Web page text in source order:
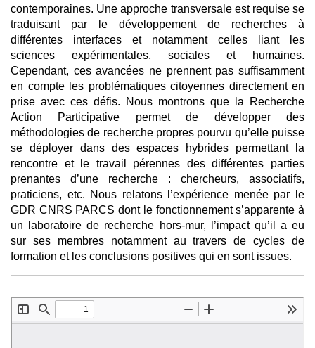
contemporaines. Une approche transversale est requise se
traduisant par le développement de recherches à
différentes interfaces et notamment celles liant les
sciences expérimentales, sociales et humaines.
Cependant, ces avancées ne prennent pas suffisamment
en compte les problématiques citoyennes directement en
prise avec ces défis. Nous montrons que la Recherche
Action Participative permet de développer des
méthodologies de recherche propres pourvu qu’elle puisse
se déployer dans des espaces hybrides permettant la
rencontre et le travail pérennes des différentes parties
prenantes d’une recherche : chercheurs, associatifs,
praticiens, etc. Nous relatons l’expérience menée par le
GDR CNRS PARCS dont le fonctionnement s’apparente à
un laboratoire de recherche hors-mur, l’impact qu’il a eu
sur ses membres notamment au travers de cycles de
formation et les conclusions positives qui en sont issues.